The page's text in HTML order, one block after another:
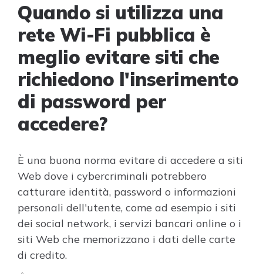
Quando si utilizza una
rete Wi-Fi pubblica è
meglio evitare siti che
richiedono l'inserimento
di password per
accedere?
È una buona norma evitare di accedere a siti
Web dove i cybercriminali potrebbero
catturare identità, password o informazioni
personali dell'utente, come ad esempio i siti
dei social network, i servizi bancari online o i
siti Web che memorizzano i dati delle carte
di credito.